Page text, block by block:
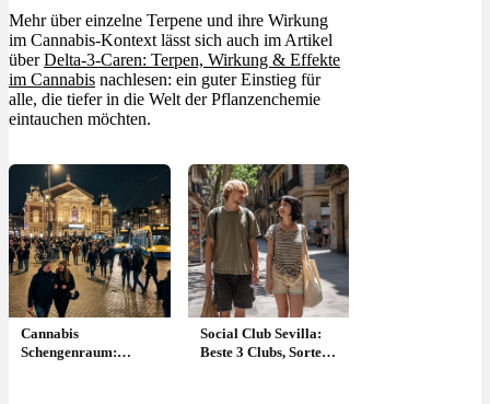
Mehr über einzelne Terpene und ihre Wirkung
im Cannabis-Kontext lässt sich auch im Artikel
überDelta-3-Caren: Terpen, Wirkung & Effekte
im Cannabis nachlesen: ein guter Einstieg für
alle, die tiefer in die Welt der Pflanzenchemie
eintauchen möchten.
Cannabis
Schengenraum:
Social Club Sevilla:
Beste 3 Clubs, Sorten,